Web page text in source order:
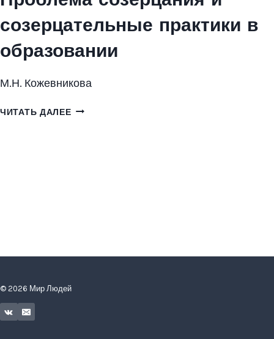
созерцательные практики в
образовании
М.Н. Кожевникова
ЧИТАТЬ ДАЛЕЕПРОБЛЕМА
© 2026 Мир Людей